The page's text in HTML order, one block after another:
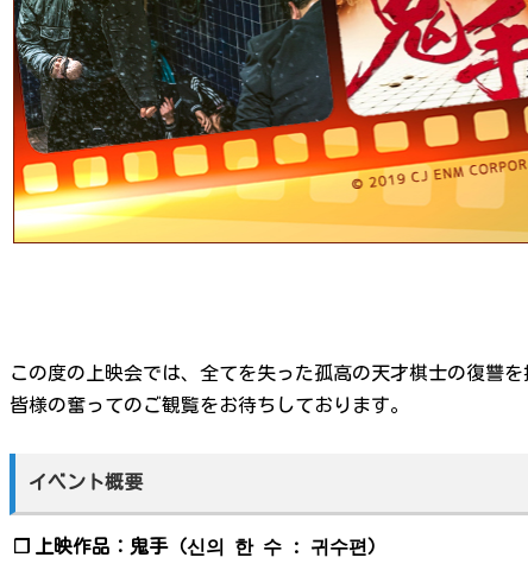
この度の上映会では、全てを失った孤高の天才棋士の復讐
皆様の奮ってのご観覧をお待ちしております。
イベント概要
❐ 上映作品：鬼手（신의 한 수 : 귀수편）